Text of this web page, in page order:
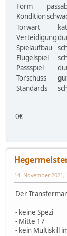
Form
Kondition
Torwart
Verteidigung
Spielaufbau
Flügelspiel
Passspiel
Torschuss
Standards
0€
14. November 2021,
Der
- keine Spezi
- Mitte 17
- kein Multiskill